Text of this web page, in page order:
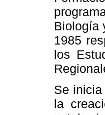
Biología
1985
los
Se
la